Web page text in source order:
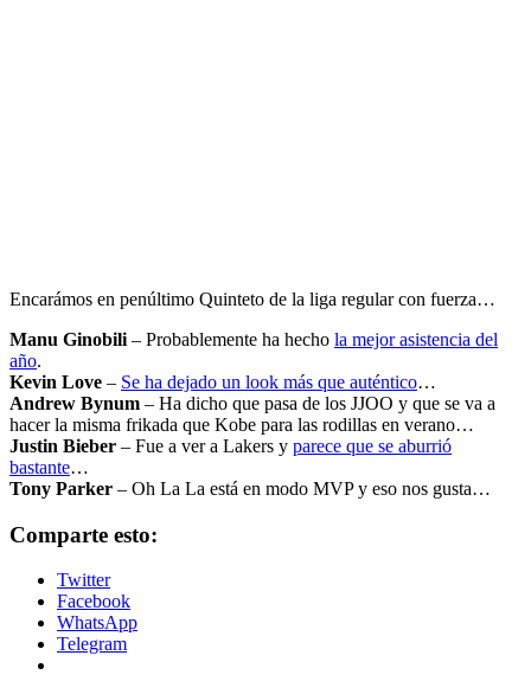
Encarámos en penúltimo Quinteto de la liga regular con fuerza…
Manu Ginobili – Probablemente ha hecho la mejor asistencia del
año.
Kevin Love – Se ha dejado un look más que auténtico…
Andrew Bynum – Ha dicho que pasa de los JJOO y que se va a
hacer la misma frikada que Kobe para las rodillas en verano…
Justin Bieber – Fue a ver a Lakers y parece que se aburrió
bastante…
Tony Parker – Oh La La está en modo MVP y eso nos gusta…
Comparte esto:
Twitter
Facebook
WhatsApp
Telegram